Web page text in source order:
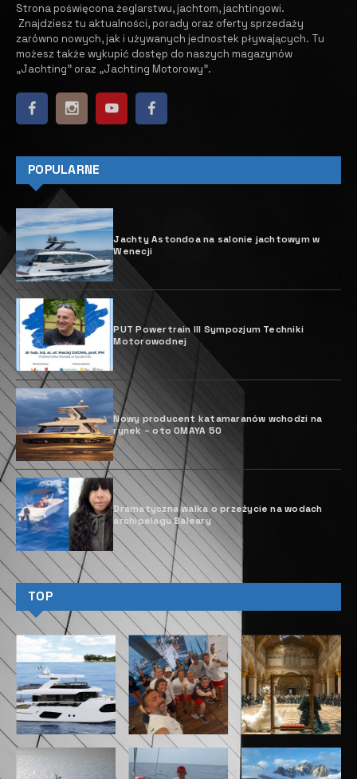
Strona poświęcona żeglarstwu, jachtom, jachtingowi.
Znajdziesz tu aktualności, porady oraz oferty sprzedaży
zarówno nowych, jak i używanych jednostek pływających. ​ Tu
możesz także wykupić dostęp do naszych magazynów
„Jachting” oraz „Jachting Motorowy”.
POPULARNE
Jachty Astondoa na salonie jachtowym w
Wenecji
PUT Powertrain III Sympozjum Techniki
Motorowodnej
Nowy producent katamaranów wchodzi na
rynek – oto OMAYA 50
Dramatyczna walka o przeżycie na wodach
archipelagu Baleary
TOP